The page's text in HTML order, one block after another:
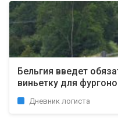
Бельгия введет
виньетку для
Дневник логиста